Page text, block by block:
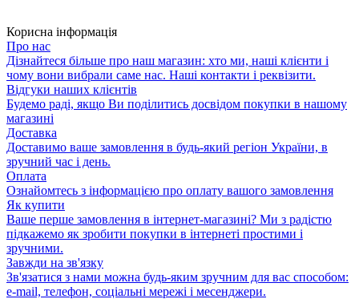
Корисна інформація
Про нас
Дізнайтеся більше про наш магазин: хто ми, наші клієнти і
чому вони вибрали саме нас. Наші контакти і реквізити.
Відгуки наших клієнтів
Будемо раді, якщо Ви поділитись досвідом покупки в нашому
магазині
Доставка
Доставимо ваше замовлення в будь-який регіон України, в
зручний час і день.
Оплата
Ознайомтесь з інформацією про оплату вашого замовлення
Як купити
Ваше перше замовлення в інтернет-магазині? Ми з радістю
підкажемо як зробити покупки в інтернеті простими і
зручними.
Завжди на зв'язку
Зв'язатися з нами можна будь-яким зручним для вас способом:
e-mail, телефон, соціальні мережі і месенджери.